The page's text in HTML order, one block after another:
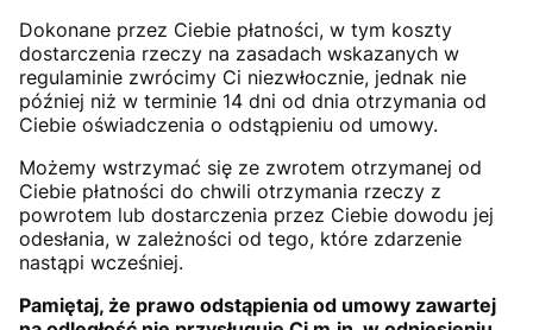
Dokonane przez Ciebie płatności, w tym koszty
dostarczenia rzeczy na zasadach wskazanych w
regulaminie zwrócimy Ci niezwłocznie, jednak nie
później niż w terminie 14 dni od dnia otrzymania od
Ciebie oświadczenia o odstąpieniu od umowy.
Możemy wstrzymać się ze zwrotem otrzymanej od
Ciebie płatności do chwili otrzymania rzeczy z
powrotem lub dostarczenia przez Ciebie dowodu jej
odesłania, w zależności od tego, które zdarzenie
nastąpi wcześniej.
Pamiętaj, że prawo odstąpienia od umowy zawartej